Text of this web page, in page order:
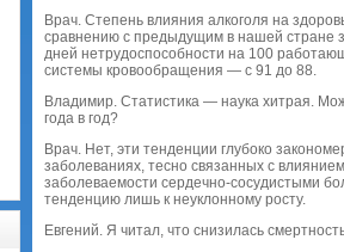
Врач. Степень влияния алкоголя на
сравнению с предыдущим в нашей стране
дней нетрудоспособности на 100
системы кровообращения — с 91 до 88.
Владимир. Статистика — наука хитрая.
года в год?
Врач. Нет, эти тенденции глубоко
заболеваниях, тесно связанных с
заболеваемости сердечно-сосудистыми
тенденцию лишь к неуклонному росту.
Евгений. Я читал, что снизилась